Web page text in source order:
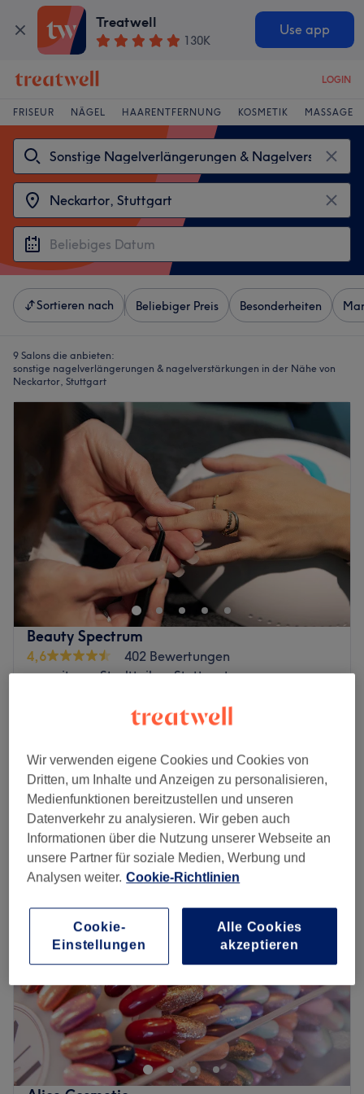
Treatwell
130K
Use app
LOGIN
FRISEUR NÄGEL HAARENTFERNUNG KOSMETIK MASSAGE
Sortieren nach Beliebiger Preis Besonderheiten
9 Salons die anbieten:
sonstige nagelverlängerungen & nagelverstärkungen in der Nähe von
Neckartor, Stuttgart
Beauty Spectrum
4,6
402 Bewertungen
zu weiteren Stadtteilen, Stuttgart
Nagelmodellage - Neues Set mit Gel
Zehnagelmodellage - Neues Set mit Gel
1 Std. - 1 Std. 35 Min.
ab 30 €
Schnellansicht Saloninfos
Montag 10:00
18:30
Dienstag
10:00–
Mittwoch
Donnerstag
10:00–18:30
Freitag
10:00–18:30
Samstag
10:00–16:00
Sonntag
Geschlossen
Ein gepflegtes Äußeres bis in die Fingerspitzen ist für
viele ein Muss. Schaue daher im Salon Beauty Spectrum
Stuttgart vorbei und lass dich von professionellen
Leistungen und mit Bedacht ausgewählten Produkten
überzeugen. Neben Maniküre & Pediküre kannst du dir
Wir verwenden eigene Cookies und Cookies von
Dritten, um Inhalte und Anzeigen zu personalisieren,
Medienfunktionen bereitzustellen und unseren
Datenverkehr zu analysieren. Wir geben auch
Informationen über die Nutzung unserer Webseite an
unsere Partner für soziale Medien, Werbung und
Analysen weiter. Cookie-Richtlinien
Cookie-
Einstellungen
Alle Cookies
akzeptieren